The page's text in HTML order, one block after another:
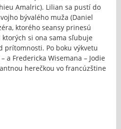
Amalric). Lilian sa pustí do
bývalého muža (Daniel
ktorého seansy prinesú
si ona sama sľubuje
prítomnosti. Po boku výkvetu
a Fredericka Wisemana – Jodie
herečkou vo francúzštine